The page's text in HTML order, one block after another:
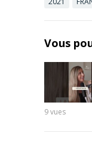
Vous
9vues